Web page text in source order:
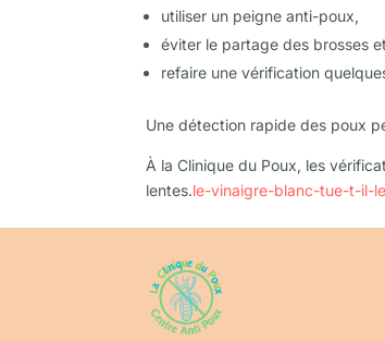
utiliser un peigne anti-poux,
éviter le partage des brosses
refaire une vérification
Une détection rapide des poux
À la Clinique du Poux, les
lentes.le-vinaigre-blanc-tue-t-il-